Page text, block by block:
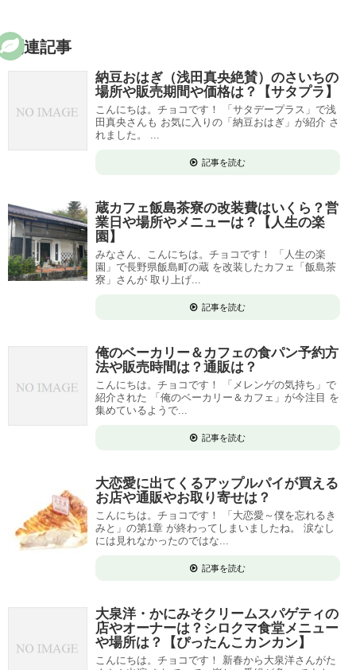
関連記事
納豆おはぎ（浅田真央絶賛）のさいちの
場所や販売期間や価格は？【サタプラ】
こんにちは。チョコです！ 「サタデープラス」で浅
田真央さんも お気に入りの「納豆おはぎ」が紹介 さ
れました。 ...
記事を読む
蔵カフェ飯島茶寮の改装費はいくら？営
業日や場所やメニューは？【人生の楽
園】
みなさん、こんにちは。チョコです！ 「人生の楽
園」で長野県飯島町の蔵 を改装したカフェ「飯島茶
寮」さんが 取り上げ...
記事を読む
俺のベーカリー＆カフェの食パン予約方
法や販売時間は？通販は？
こんにちは。チョコです！ 「メレンゲの気持ち」で
紹介された 「俺のベーカリー＆カフェ」が今注目 を
集めているようで...
記事を読む
大恋愛に出てくるアップルパイが買える
お店や通販やお取り寄せは？
こんにちは。チョコです！ 「大恋愛～僕を忘れるき
みと」の第1章 が終わってしまいましたね。 涙なし
には見れなかったのではな...
記事を読む
大泉洋・かにみそクリームスパゲティの
店やオーナーは？シロクマ食堂メニュー
や場所は？【ぴったんこカンカン】
こんにちは。チョコです！ 新春から大泉洋さんがた